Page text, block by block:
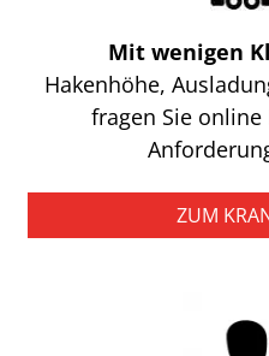
Mit wenigen
Hakenhöhe,
fragen Sie
ZUM